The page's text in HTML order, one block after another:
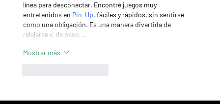
línea para desconectar. Encontré juegos muy
entretenidos en Pin-Up, fáciles y rápidos, sin sentirse
como una obligación. Es una manera divertida de
relajarse y, de paso,…
Mostrar más